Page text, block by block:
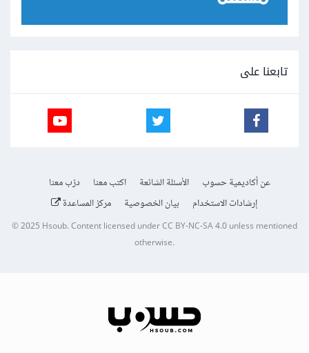
تابعنا على
عن أكاديمية حسوب الأسئلة الشائعة اكتب معنا
درّب معنا
إرشادات الاستخدام
بيان الخصوصية مركز المساعدة
© 2025Hsoub.Content licensed underCC BY-NC-SA 4.0unless mentioned
otherwise.